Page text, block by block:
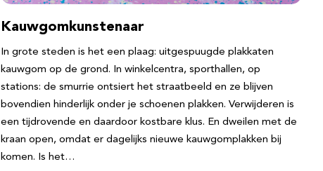
Kauwgomkunstenaar
In grote steden is het een plaag: uitgespuugde plakkaten
kauwgom op de grond. In winkelcentra, sporthallen, op
stations: de smurrie ontsiert het straatbeeld en ze blijven
bovendien hinderlijk onder je schoenen plakken. Verwijderen is
een tijdrovende en daardoor kostbare klus. En dweilen met de
kraan open, omdat er dagelijks nieuwe kauwgomplakken bij
komen. Is het…